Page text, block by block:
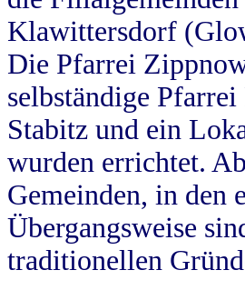
Klawittersdorf
Die Pfarrei
selbständige
Stabitz und ein
wurden errichtet.
Gemeinden, in den
Übergangsweise
traditionellen